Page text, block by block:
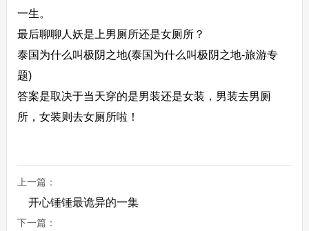
一生。
最后聊聊人妖是上男厕所还是女厕所？
泰国为什么叫极阴之地(泰国为什么叫极阴之地-旅游专
题)
答案是取决于当天穿的是男装还是女装，男装去男厕
所，女装则去女厕所啦！
上一篇：
开心锤锤最诡异的一集
下一篇：